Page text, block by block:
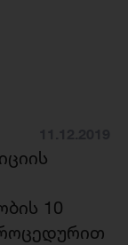
10